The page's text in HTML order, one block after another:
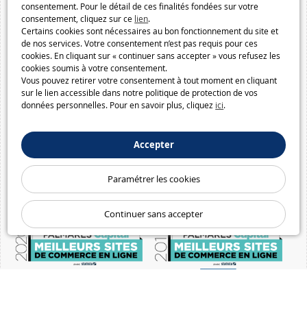
consentement. Pour le détail de ces finalités fondées sur votre
consentement, cliquez sur ce lien.
Certains cookies sont nécessaires au bon fonctionnement du site et
de nos services. Votre consentement n’est pas requis pour ces
cookies. En cliquant sur « continuer sans accepter » vous refusez les
cookies soumis à votre consentement.
Vous pouvez retirer votre consentement à tout moment en cliquant
sur le lien accessible dans notre politique de protection de vos
données personnelles. Pour en savoir plus, cliquez ici.
Accepter
Paramétrer les cookies
Continuer sans accepter